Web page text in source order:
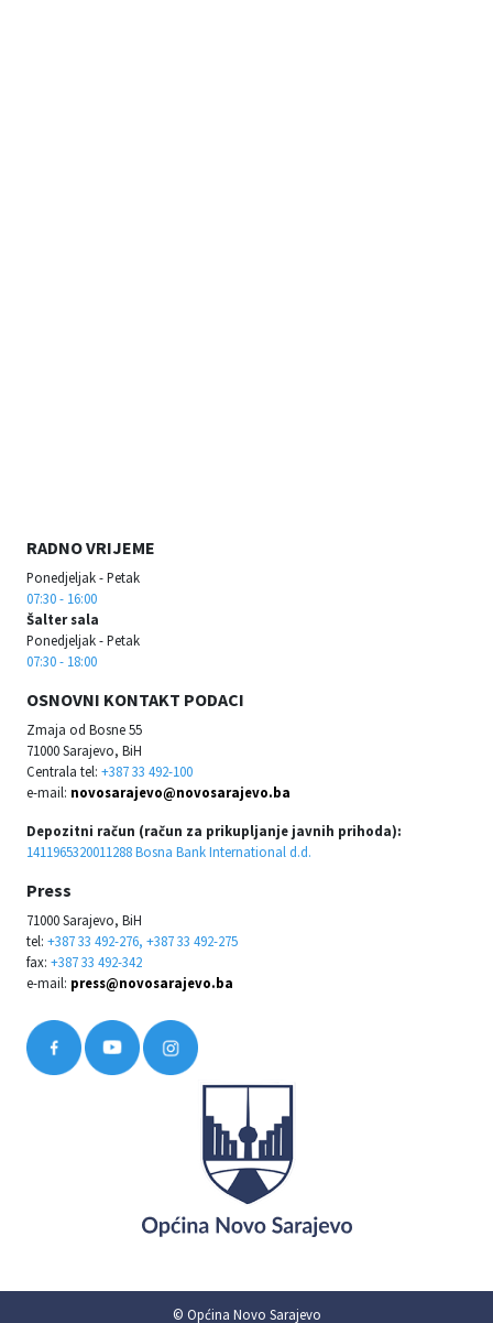
RADNO VRIJEME
Ponedjeljak - Petak
07:30 - 16:00
Šalter sala
Ponedjeljak - Petak
07:30 - 18:00
OSNOVNI KONTAKT PODACI
Zmaja od Bosne 55
71000 Sarajevo, BiH
Centrala tel: +387 33 492-100
e-mail: novosarajevo@novosarajevo.ba
Depozitni račun (račun za prikupljanje javnih prihoda):
1411965320011288 Bosna Bank International d.d.
Press
71000 Sarajevo, BiH
tel: +387 33 492-276, +387 33 492-275
fax: +387 33 492-342
e-mail: press@novosarajevo.ba
© Općina Novo Sarajevo